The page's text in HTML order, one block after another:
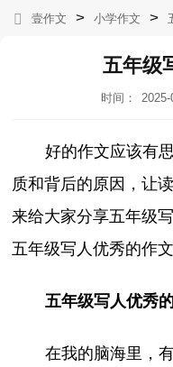
壹作文 > 小学作文 >
五年级
时间：
2025-
好的作文应该有
质和背后的原因，让
来给大家分享五年级
五年级写人优秀的作文
五年级写人优秀
在我的脑海里，